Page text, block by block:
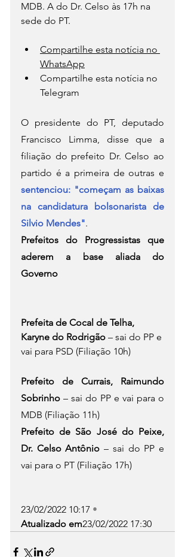
MDB. A do Dr. Celso às 17h na
sede do PT.
Compartilhe esta notícia no
WhatsApp
Compartilhe esta notícia no
Telegram
O presidente do PT, deputado
Francisco Limma, disse que a
filiação do prefeito Dr. Celso ao
sentenciou: "começam as baixas
na candidatura bolsonarista de
Silvio Mendes".
Prefeitos do Progressistas que
aderem a base aliada do
Governo
Prefeita de Cocal de Telha,
Karyne do Rodrigão – sai do PP e
vai para PSD (Filiação 10h)
Prefeito de Currais, Raimundo
Sobrinho – sai do PP e vai para o
MDB (Filiação 11h)
Prefeito de São José do Peixe,
Dr. Celso Antônio – sai do PP e
vai para o PT (Filiação 17h)
23/02/2022 10:17 •
Atualizado em23/02/2022 17:30